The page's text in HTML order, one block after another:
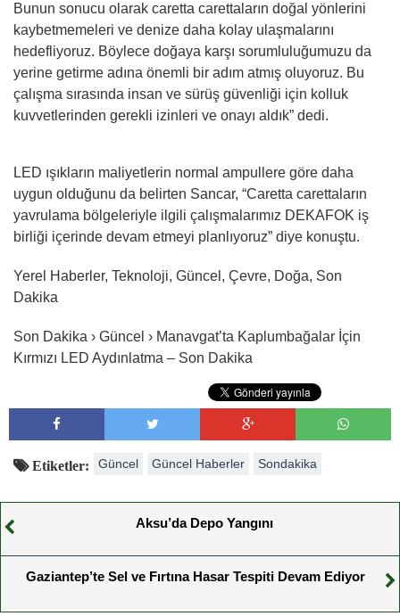
Bunun sonucu olarak caretta carettaların doğal yönlerini
kaybetmemeleri ve denize daha kolay ulaşmalarını
hedefliyoruz. Böylece doğaya karşı sorumluluğumuzu da
yerine getirme adına önemli bir adım atmış oluyoruz. Bu
çalışma sırasında insan ve sürüş güvenliği için kolluk
kuvvetlerinden gerekli izinleri ve onayı aldık” dedi.
LED ışıkların maliyetlerin normal ampullere göre daha
uygun olduğunu da belirten Sancar, “Caretta carettaların
yavrulama bölgeleriyle ilgili çalışmalarımız DEKAFOK iş
birliği içerinde devam etmeyi planlıyoruz” diye konuştu.
Yerel Haberler, Teknoloji, Güncel, Çevre, Doğa, Son
Dakika
Son Dakika › Güncel › Manavgat’ta Kaplumbağalar İçin
Kırmızı LED Aydınlatma – Son Dakika
Etiketler: Güncel Güncel Haberler Sondakika
Aksu’da Depo Yangını
Gaziantep’te Sel ve Fırtına Hasar Tespiti Devam Ediyor